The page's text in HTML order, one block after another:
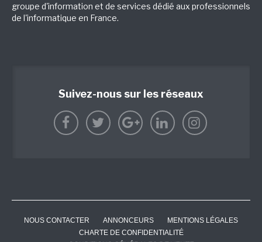
groupe d'information et de services dédié aux professionnels
de l'informatique en France.
Suivez-nous sur les réseaux
NOUS CONTACTER ANNONCEURS
MENTIONS LÉGALES
CHARTE DE CONFIDENTIALITÉ